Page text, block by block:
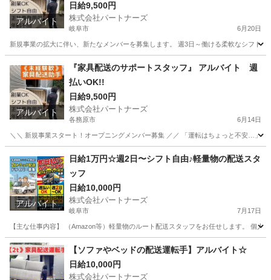
アルバイト
日給9,500円
株式会社パートナーズ
岐阜市 6月20日
新規事業の拡大に伴い、新たなメンバーを募集します。 週3日～働ける柔軟なシフト
配送 岐阜 各務原市 スタッフ
アルバイト
『家具配送のサポートスタッフ』 アルバイト 週
払いOK!!
日給9,500円
株式会社パートナーズ
各務原市 6月14日
＼＼ 新規事業スタート！オープニングメンバー募集 ／／ 「運転はちょっと不安…」
配送 スタッフ
アルバイト
日給1万円☆週2日〜シフト自由♪軽量物の配送スタ
ッフ
日給10,000円
株式会社パートナーズ
岐阜市 7月17日
【主な仕事内容】 （Amazon等）軽量物のルート配送スタッフをお任せします。 個
岐阜 岐阜市 スタッフ
【ソファやベッドの配送運転手】アルバイト☆
日給10,000円
株式会社パートナーズ